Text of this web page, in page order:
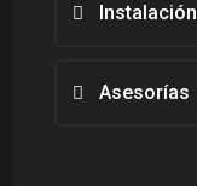
Instalación
Asesorías